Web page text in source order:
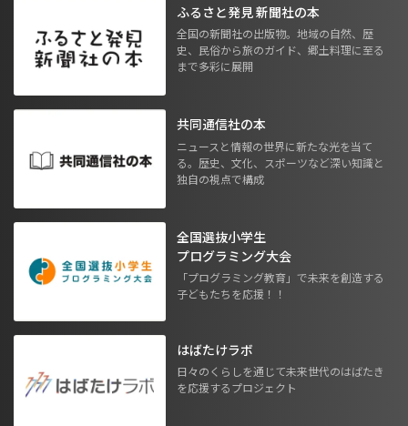
ふるさと発見 新聞社の本
全国の新聞社の出版物。地域の自然、歴
史、民俗から旅のガイド、郷土料理に至る
まで多彩に展開
共同通信社の本
ニュースと情報の世界に新たな光を当て
る。歴史、文化、スポーツなど深い知識と
独自の視点で構成
全国選抜小学生
プログラミング大会
「プログラミング教育」で未来を創造する
子どもたちを応援！！
はばたけラボ
日々のくらしを通じて未来世代のはばたき
を応援するプロジェクト